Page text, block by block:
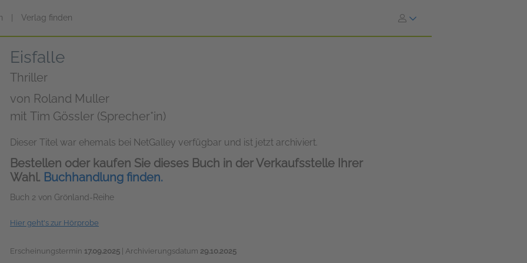
Verlag finden
Eisfalle
Thriller
von Roland Muller
mit Tim Gössler (Sprecher*in)
Dieser Titel war ehemals bei NetGalley verfügbar und ist jetzt archiviert.
Bestellen oder kaufen Sie dieses Buch in der Verkaufsstelle Ihrer
Wahl. Buchhandlung finden.
Buch 2 von Grönland-Reihe
Hier geht's zur Hörprobe
Erscheinungstermin 17.09.2025 | Archivierungsdatum 29.10.2025